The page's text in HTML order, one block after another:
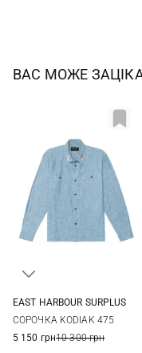
ВАС МОЖЕ
EAST HARBOUR SURPLUS
СОРОЧКА KODIAK 475
5 150 грн10 300 грн